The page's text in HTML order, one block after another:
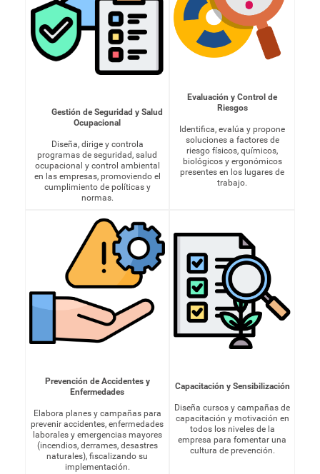
Gestión de Seguridad y Salud
Ocupacional
Diseña, dirige y controla
programas de seguridad, salud
ocupacional y control ambiental
en las empresas, promoviendo el
cumplimiento de políticas y
normas.
Evaluación y Control de
Riesgos
Identifica, evalúa y propone
soluciones a factores de
riesgo físicos, químicos,
biológicos y ergonómicos
presentes en los lugares de
trabajo.
Prevención de Accidentes y
Enfermedades
Elabora planes y campañas para
prevenir accidentes, enfermedades
laborales y emergencias mayores
(incendios, derrames, desastres
naturales), fiscalizando su
implementación.
Capacitación y Sensibilización
Diseña cursos y campañas de
capacitación y motivación en
todos los niveles de la
empresa para fomentar una
cultura de prevención.